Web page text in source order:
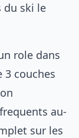
du ski le
role dans
3 couches
au-
sur les